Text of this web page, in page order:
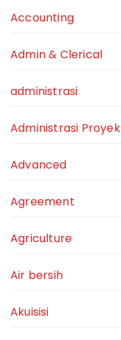
Accounting
Admin & Clerical
administrasi
Administrasi Proyek
Advanced
Agreement
Agriculture
Air bersih
Akuisisi